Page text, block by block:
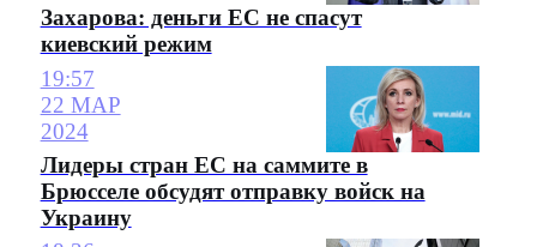
Захарова: деньги ЕС не спасут
киевский режим
19:57
22 МАР
2024
Лидеры стран ЕС на саммите в
Брюсселе обсудят отправку войск на
Украину